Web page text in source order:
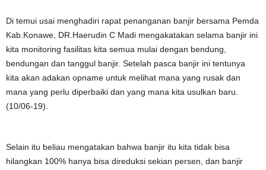
Di temui usai menghadiri rapat penanganan banjir bersama Pemda
Kab.Konawe, DR.Haerudin C Madi mengakatakan selama banjir ini
kita monitoring fasilitas kita semua mulai dengan bendung,
bendungan dan tanggul banjir. Setelah pasca banjir ini tentunya
kita akan adakan opname untuk melihat mana yang rusak dan
mana yang perlu diperbaiki dan yang mana kita usulkan baru.
(10/06-19).
Selain itu beliau mengatakan bahwa banjir itu kita tidak bisa
hilangkan 100% hanya bisa direduksi sekian persen, dan banjir